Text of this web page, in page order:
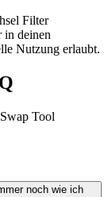
Filter
in deinen
Nutzung erlaubt.
Tool
noch wie ich